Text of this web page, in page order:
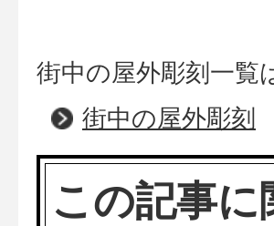
街中の屋外彫刻一覧
街中の屋外彫刻
この記事